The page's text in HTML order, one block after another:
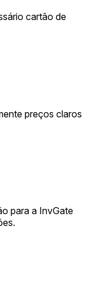
cartão de
preços claros
para a InvGate